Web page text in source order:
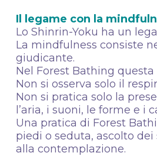
Il legame con la
Lo Shinrin-Yoku ha un
La mindfulness consiste
giudicante.
Nel Forest Bathing
Non si osserva solo il
Non si pratica solo la
l’aria, i suoni, le forme e
Una pratica di Forest
piedi o seduta, ascolto
alla contemplazione.